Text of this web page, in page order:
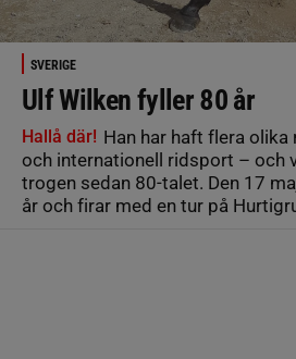
SVERIGE
Ulf Wilken fyller 80 år
Hallå där! Han har haft flera
och internationell ridsport – och
trogen sedan 80-talet. Den 17
år och firar med en tur på